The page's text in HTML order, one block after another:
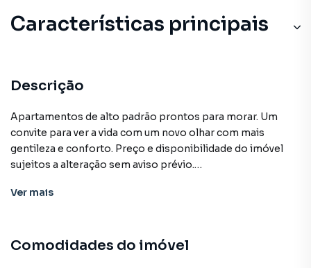
Características principais
Descrição
Apartamentos de alto padrão prontos para morar. Um
convite para ver a vida com um novo olhar com mais
gentileza e conforto. Preço e disponibilidade do imóvel
sujeitos a alteração sem aviso prévio.
Características:
• Hidromassagem
Ver mais
Comodidades do imóvel